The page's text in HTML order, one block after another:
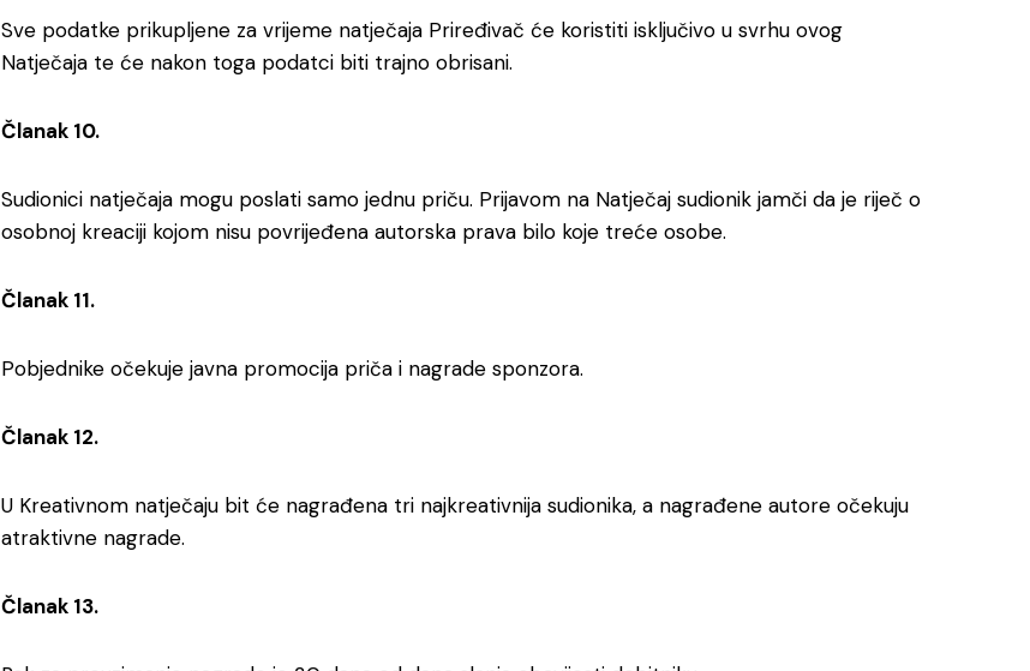
Sve podatke prikupljene za vrijeme natječaja Priređivač će koristiti isključivo u svrhu ovog
Natječaja te će nakon toga podatci biti trajno obrisani.
Članak 10.
Sudionici natječaja mogu poslati samo jednu priču. Prijavom na Natječaj sudionik jamči da je riječ o
osobnoj kreaciji kojom nisu povrijeđena autorska prava bilo koje treće osobe.
Članak 11.
Pobjednike očekuje javna promocija priča i nagrade sponzora.
Članak 12.
U Kreativnom natječaju bit će nagrađena tri najkreativnija sudionika, a nagrađene autore očekuju
atraktivne nagrade.
Članak 13.